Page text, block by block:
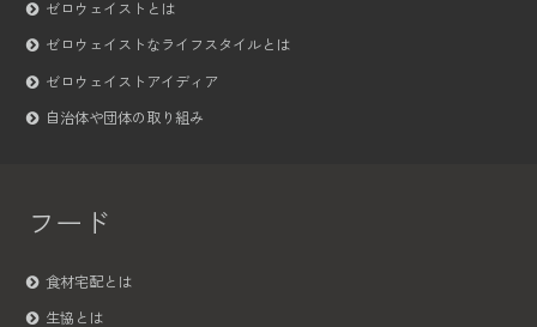
ゼロウェイストとは
ゼロウェイストなライフスタイルとは
ゼロウェイストアイディア
自治体や団体の取り組み
フード
食材宅配とは
生協とは